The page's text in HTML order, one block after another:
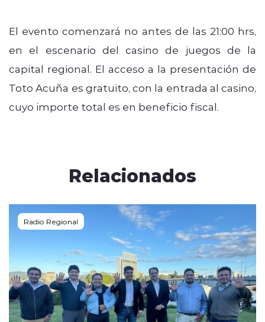
El evento comenzará no antes de las 21:00 hrs,
en el escenario del casino de juegos de la
capital regional. El acceso a la presentación de
Toto Acuña es gratuito, con la entrada al casino,
cuyo importe total es en beneficio fiscal.
Relacionados
Radio Regional